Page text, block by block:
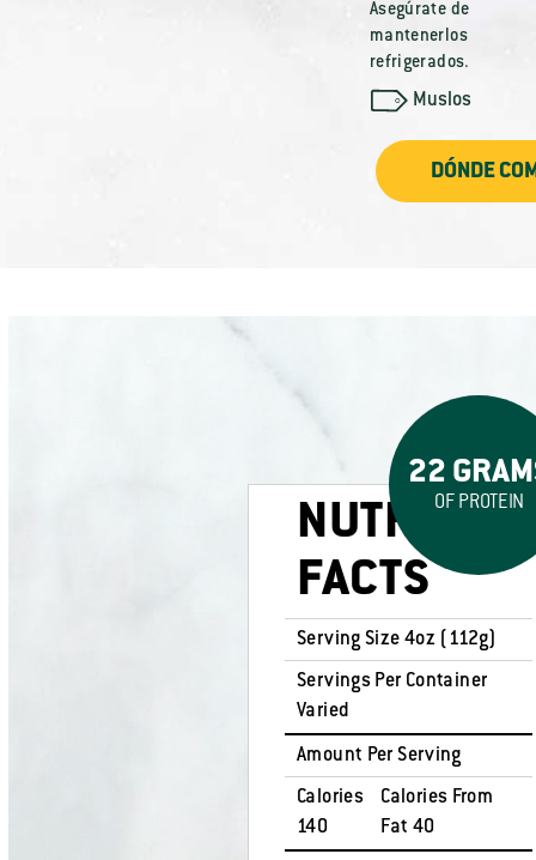
Asegúrate de
mantenerlos
refrigerados.
Muslos
DÓNDE
22
OF PROTEIN
NUTRITION
FACTS
Serving Size 4oz (112g)
Servings Per Container
Varied
Amount Per Serving
Calories
140
Calories From
Fat 40